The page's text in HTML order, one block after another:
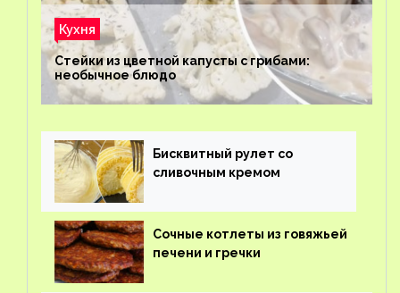
Кухня
Стейки из цветной капусты с грибами:
необычное блюдо
Бисквитный рулет со
сливочным кремом
Сочные котлеты из говяжьей
печени и гречки